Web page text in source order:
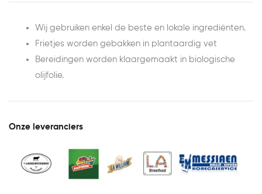
Wij gebruiken enkel de beste en lokale ingrediënten.
Frietjes worden gebakken in plantaardig vet
Bereidingen worden klaargemaakt in biologische
olijfolie.
Onze leveranciers